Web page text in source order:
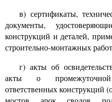
в) сертификаты,
документы,
конструкций и деталей,
строительно-монтажных
г) акты об
акты о
ответственных конструкций